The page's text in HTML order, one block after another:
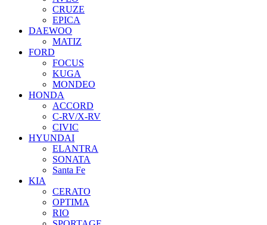
CRUZE
EPICA
DAEWOO
MATIZ
FORD
FOCUS
KUGA
MONDEO
HONDA
ACCORD
C-RV/X-RV
CIVIC
HYUNDAI
ELANTRA
SONATA
Santa Fe
KIA
CERATO
OPTIMA
RIO